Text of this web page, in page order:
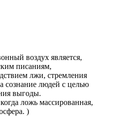
воздух является,
писаниям,
лжи, стремления
сознание людей с целью
выгоды.
ложь массированная,
)